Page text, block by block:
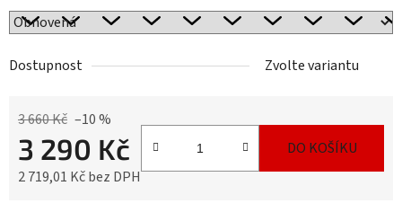
Dostupnost Zvolte variantu
3 660 Kč –10 %
3 290 Kč
2 719,01 Kč bez DPH
DO KOŠÍKU